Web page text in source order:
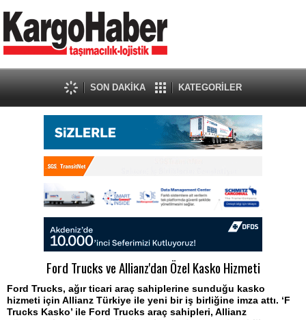
SON DAKİKA KATEGORİLER
Ford Trucks ve Allianz'dan Özel Kasko Hizmeti
Ford Trucks, ağır ticari araç sahiplerine sunduğu kasko
hizmeti için Allianz Türkiye ile yeni bir iş birliğine imza attı. ‘F
Trucks Kasko’ ile Ford Trucks araç sahipleri, Allianz